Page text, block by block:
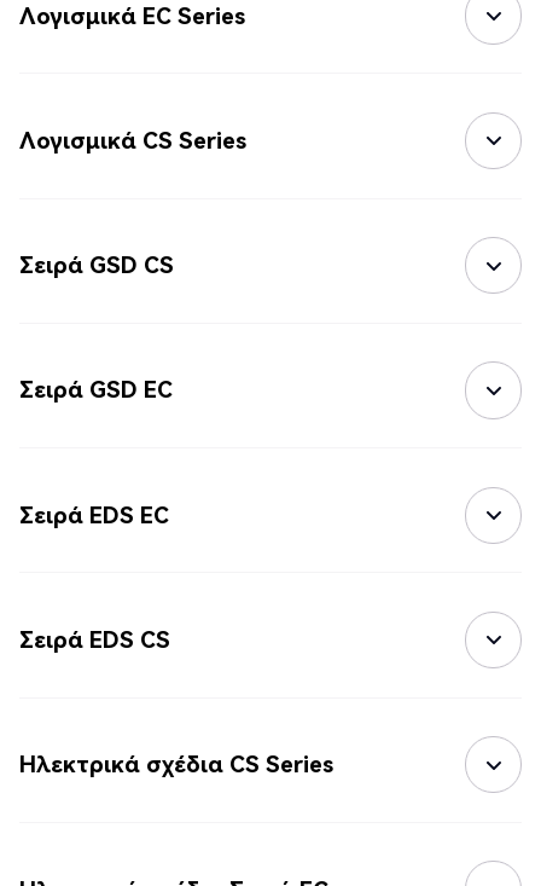
Λογισμικά EC Series
Λογισμικά CS Series
Σειρά GSD CS
Σειρά GSD EC
Σειρά EDS EC
Σειρά EDS CS
Ηλεκτρικά σχέδια CS Series